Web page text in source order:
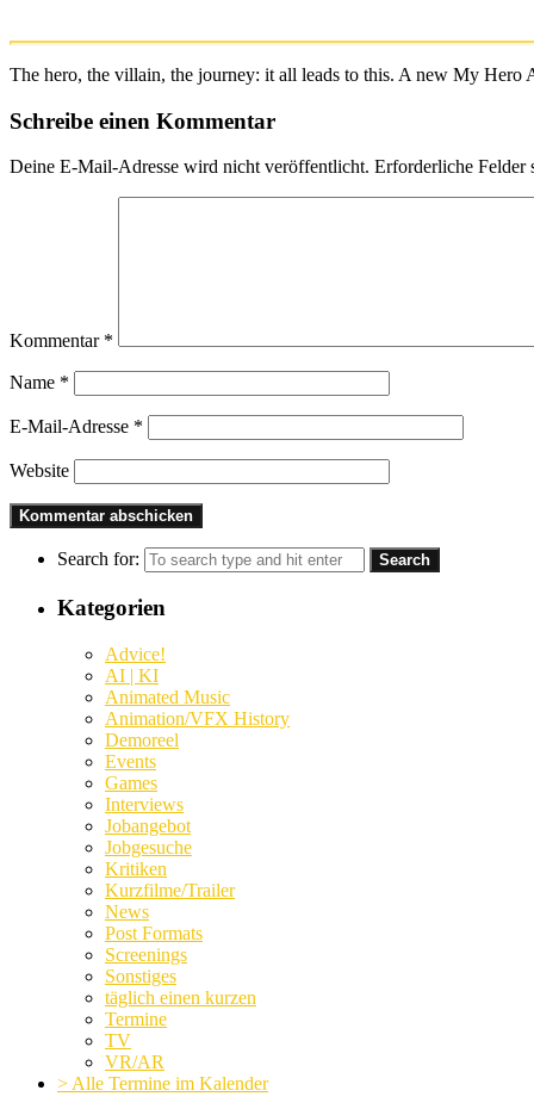
The hero, the villain, the journey: it all leads to this. A new My
Schreibe einen Kommentar
Deine E-Mail-Adresse wird nicht veröffentlicht. Erforderliche Felder
Kommentar *
Name *
E-Mail-Adresse *
Website
Search for:
Kategorien
Advice!
AI | KI
Animated Music
Animation/VFX History
Demoreel
Events
Games
Interviews
Jobangebot
Jobgesuche
Kritiken
Kurzfilme/Trailer
News
Post Formats
Screenings
Sonstiges
täglich einen kurzen
Termine
TV
VR/AR
> Alle Termine im Kalender